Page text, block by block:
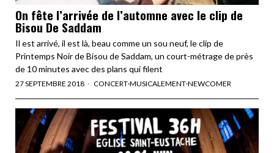
On fête l’arrivée de l’automne avec le clip de
Bisou De Saddam
Il est arrivé, il est là, beau comme un sou neuf, le clip de
Printemps Noir de Bisou de Saddam, un court-métrage de près
de 10 minutes avec des plans qui filent
27 SEPTEMBRE 2018 CONCERT·MUSICALEMENT·NEWCOMER